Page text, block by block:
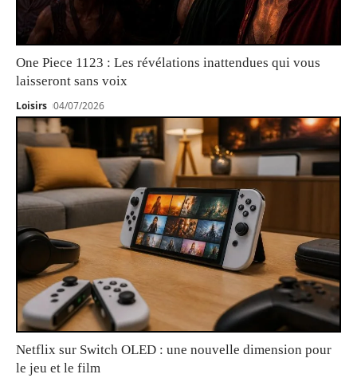
One Piece 1123 : Les révélations inattendues qui vous
laisseront sans voix
Loisirs 04/07/2026
Netflix sur Switch OLED : une nouvelle dimension pour
le jeu et le film